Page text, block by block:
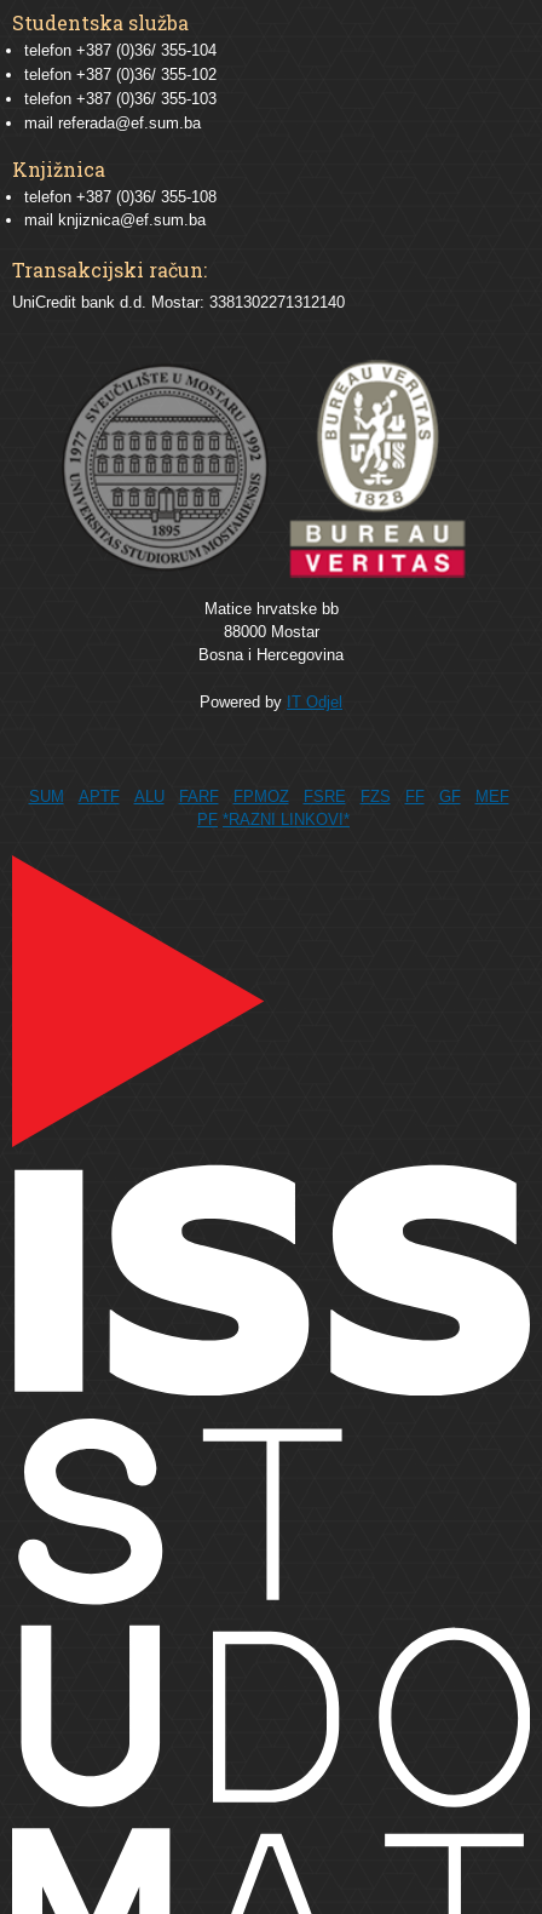
Studentska služba
telefon +387 (0)36/ 355-104
telefon +387 (0)36/ 355-102
telefon +387 (0)36/ 355-103
mail referada@ef.sum.ba
Knjižnica
telefon +387 (0)36/ 355-108
mail
knjiznica@ef.sum.ba
Transakcijski račun:
UniCredit bank d.d. Mostar: 3381302271312140
Matice hrvatske bb
88000 Mostar
Bosna i Hercegovina
Powered by IT Odjel
SUM APTF ALU FARF FPMOZ FSRE FZS FF GF
MEF
PF *RAZNI LINKOVI*